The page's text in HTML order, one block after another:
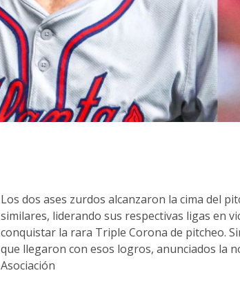
Los dos ases zurdos alcanzaron la cima del
similares, liderando sus respectivas ligas en
conquistar la rara Triple Corona de pitcheo.
que llegaron con esos logros, anunciados la
Asociación